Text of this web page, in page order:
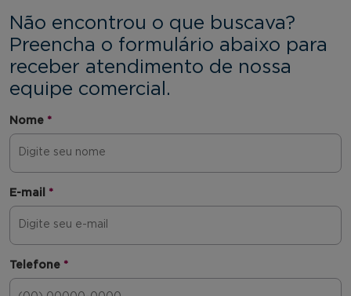
Não encontrou o que buscava?
Preencha o formulário abaixo para
receber atendimento de nossa
equipe comercial.
Nome *
E-mail *
Telefone *